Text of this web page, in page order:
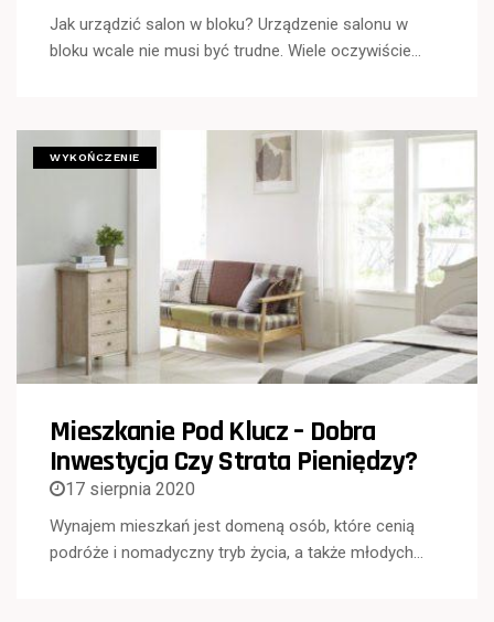
Jak urządzić salon w bloku? Urządzenie salonu w
bloku wcale nie musi być trudne. Wiele oczywiście…
WYKOŃCZENIE
Mieszkanie Pod Klucz – Dobra
Inwestycja Czy Strata Pieniędzy?
17 sierpnia 2020
Wynajem mieszkań jest domeną osób, które cenią
podróże i nomadyczny tryb życia, a także młodych…